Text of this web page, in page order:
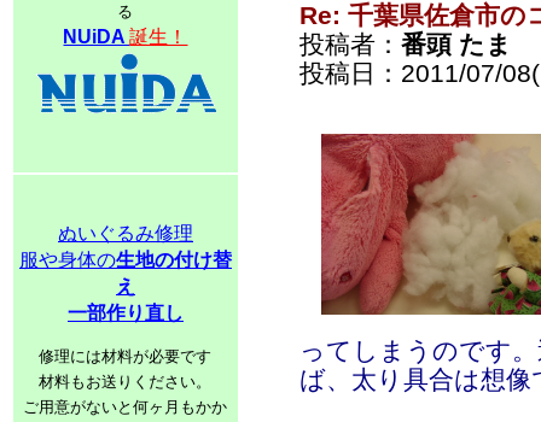
る
NUiDA誕生！
ぬいぐるみ修理
服や身体の生地の付け替
え
一部作り直し
修理には材料が必要です
材料もお送りください。
ご用意がないと何ヶ月もかか
Re: 千葉県佐倉市の
投稿者： 番頭 たま
投稿日：2011/07/
ってしまうのです
ば、太り具合は想